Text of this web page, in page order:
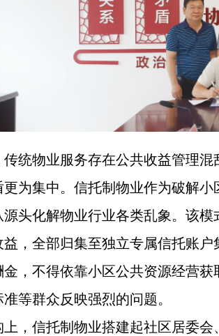
传统物业服务存在公共收益管理
为集中。信托制物业作为破解
头化解物业行业各类乱象。该
，全部归集至独立专属信托账
，不得依靠小区公共资源经营
等群众反映强烈的问题。
上，信托制物业搭建起社区居委